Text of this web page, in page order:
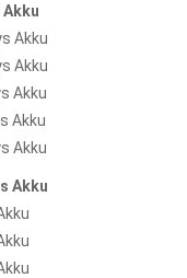
Akku
Akku
Akku
Akku
Akku
Akku